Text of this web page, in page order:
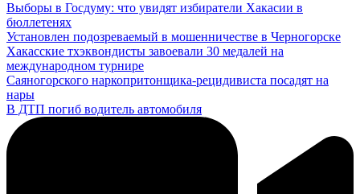
Выборы в Госдуму: что увидят избиратели Хакасии в
бюллетенях
Установлен подозреваемый в мошенничестве в Черногорске
Хакасские тхэквондисты завоевали 30 медалей на
международном турнире
Саяногорского наркопритонщика-рецидивиста посадят на
нары
В ДТП погиб водитель автомобиля